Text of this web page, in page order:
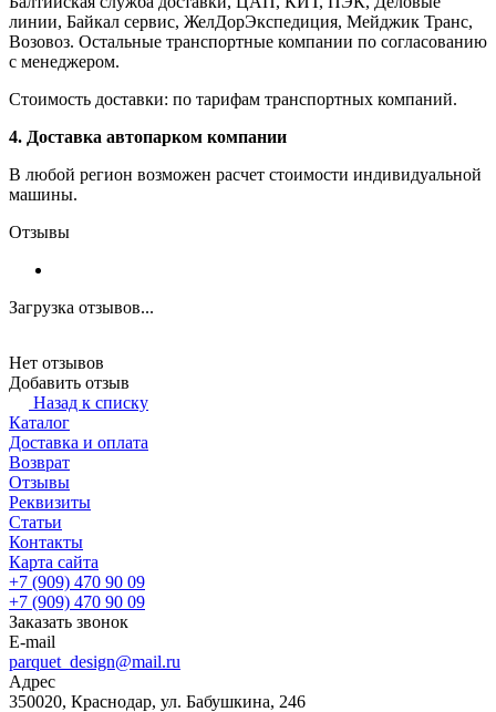
линии, Байкал сервис, ЖелДорЭкспедиция, Мейджик Транс,
Возовоз. Остальные транспортные компании по согласованию
с менеджером.
Стоимость доставки: по тарифам транспортных компаний.
4. Доставка автопарком компании
В любой регион возможен расчет стоимости индивидуальной
машины.
Отзывы
Загрузка отзывов...
Нет отзывов
Добавить отзыв
Назад к списку
Каталог
Доставка и оплата
Возврат
Отзывы
Реквизиты
Статьи
Контакты
Карта сайта
+7 (909) 470 90 09
+7 (909) 470 90 09
Заказать звонок
E-mail
parquet_design@mail.ru
Адрес
350020, Краснодар, ул. Бабушкина, 246